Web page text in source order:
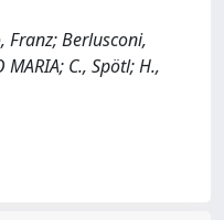
Franz; Berlusconi,
MARIA; C., Spötl; H.,